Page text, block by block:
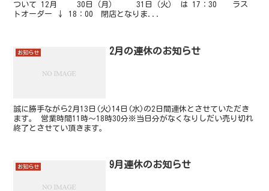
ついて 12月 30日（月） 31日（火） は 17：30 ラス
トオーダー ↓ 18：00 閉店となりま...
お知らせ 2月の連休のお知らせ
誠に勝手ながら2月13日(火)14日(水)の2日間連休とさせていただき
ます。 営業時間11時～18時30分※当日分がなくなりしだい売り切れ
終了とさせてい頂きます。
お知らせ 9月連休のお知らせ